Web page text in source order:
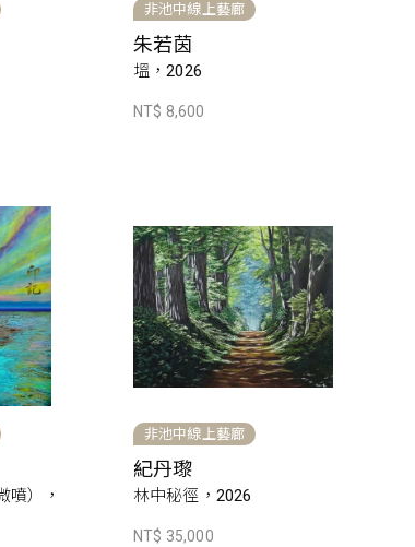
非池中線上藝廊
朱若茵
塭，2026
NT$ 8,600
噴），
非池中線上藝廊
紀丹瓈
林中秘徑，2026
NT$ 35,000